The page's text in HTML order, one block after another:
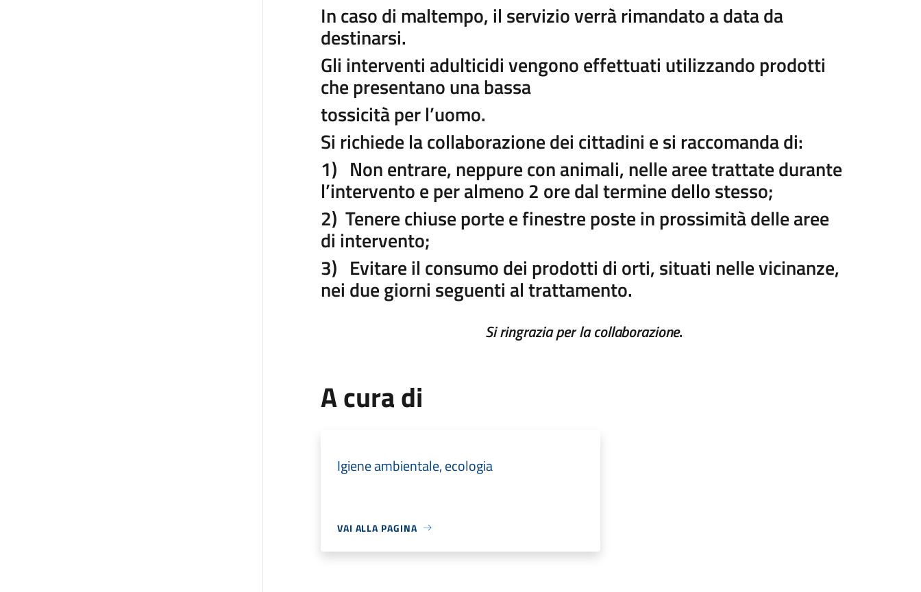
In caso di maltempo, il servizio verrà rimandato a data da
destinarsi.
Gli interventi adulticidi vengono effettuati utilizzando prodotti
che presentano una bassa
tossicità per l’uomo.
Si richiede la collaborazione dei cittadini e si raccomanda di:
1) Non entrare, neppure con animali, nelle aree trattate durante
l’intervento e per almeno 2 ore dal termine dello stesso;
2) Tenere chiuse porte e finestre poste in prossimità delle aree
di intervento;
3) Evitare il consumo dei prodotti di orti, situati nelle vicinanze,
nei due giorni seguenti al trattamento.
Siringraziaperla collaborazione.
A cura di
Igiene ambientale, ecologia
VAI ALLA PAGINA